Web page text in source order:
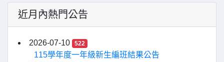
近月內熱門公告
2026-07-10 522
115學年度一年級新生編班結果公告